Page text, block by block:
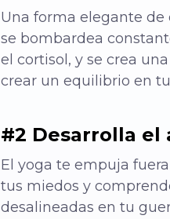
Una forma elegante de
se bombardea
el cortisol, y se crea
crear un equilibrio en
#2 Desarrolla el
El yoga te empuja
tus miedos y
desalineadas en tu